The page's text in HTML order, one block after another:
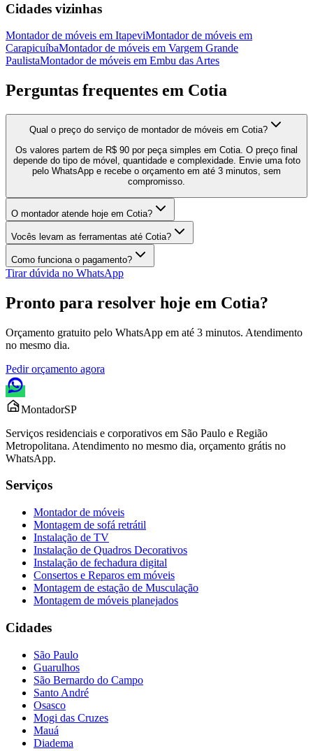
Cidades vizinhas
Montador de móveis em ItapeviMontador de móveis em
CarapicuíbaMontador de móveis em Vargem Grande
PaulistaMontador de móveis em Embu das Artes
Perguntas frequentes em Cotia
Qual o preço do serviço de montador de móveis em Cotia?
Os valores partem de R$ 90 por peça simples em Cotia. O preço final
depende do tipo de móvel, quantidade e complexidade. Envie uma foto
pelo WhatsApp e recebe o orçamento em até 3 minutos, sem
compromisso.
O montador atende hoje em Cotia?
Vocês levam as ferramentas até Cotia?
Como funciona o pagamento?
Tirar dúvida no WhatsApp
Pronto para resolver hoje em Cotia?
Orçamento gratuito pelo WhatsApp em até 3 minutos. Atendimento
no mesmo dia.
Pedir orçamento agora
MontadorSP
Serviços residenciais e corporativos em São Paulo e Região
Metropolitana. Atendimento no mesmo dia, orçamento grátis no
WhatsApp.
Serviços
Montador de móveis
Montagem de sofá retrátil
Instalação de TV
Instalação de Quadros Decorativos
Instalação de fechadura digital
Consertos e Reparos em móveis
Montagem de estação de Musculação
Montagem de móveis planejados
Cidades
São Paulo
Guarulhos
São Bernardo do Campo
Santo André
Osasco
Mogi das Cruzes
Mauá
Diadema